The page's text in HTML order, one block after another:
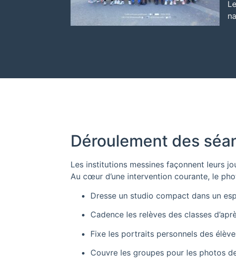
Déroulement des
Les institutions messines façonnent leurs
Au cœur d’une intervention courante, le
Dresse un studio compact dans un
Cadence les relèves des classes
Fixe les portraits personnels des
Couvre les groupes pour les photos